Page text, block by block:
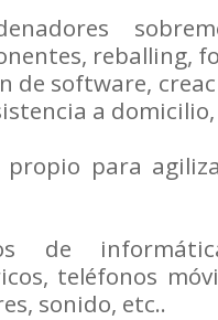
reballing,
de software,
a
propio para
de
teléfonos
sonido, etc..